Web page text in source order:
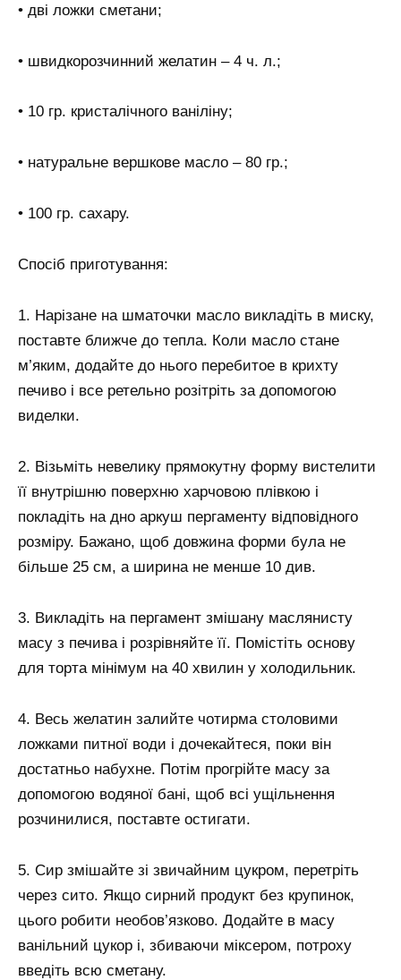
• дві ложки сметани;
• швидкорозчинний желатин – 4 ч. л.;
• 10 гр. кристалічного ваніліну;
• натуральне вершкове масло – 80 гр.;
• 100 гр. сахару.
Спосіб приготування:
1. Нарізане на шматочки масло викладіть в миску,
поставте ближче до тепла. Коли масло стане
м’яким, додайте до нього перебитое в крихту
печиво і все ретельно розітріть за допомогою
виделки.
2. Візьміть невелику прямокутну форму вистелити
її внутрішню поверхню харчовою плівкою і
покладіть на дно аркуш пергаменту відповідного
розміру. Бажано, щоб довжина форми була не
більше 25 см, а ширина не менше 10 див.
3. Викладіть на пергамент змішану маслянисту
масу з печива і розрівняйте її. Помістіть основу
для торта мінімум на 40 хвилин у холодильник.
4. Весь желатин залийте чотирма столовими
ложками питної води і дочекайтеся, поки він
достатньо набухне. Потім прогрійте масу за
допомогою водяної бані, щоб всі ущільнення
розчинилися, поставте остигати.
5. Сир змішайте зі звичайним цукром, перетріть
через сито. Якщо сирний продукт без крупинок,
цього робити необов’язково. Додайте в масу
ванільний цукор і, збиваючи міксером, потроху
введіть всю сметану.